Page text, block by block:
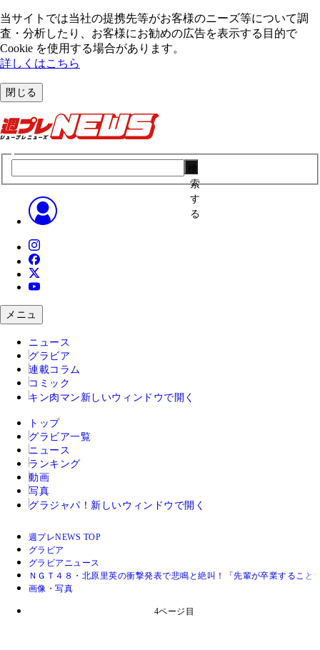
当サイトでは当社の提携先等がお客様のニーズ等について調
査・分析したり、お客様にお勧めの広告を表⽰する⽬的で
Cookie を使⽤する場合があります。
詳しくはこちら
閉じる
索
す
る
メニュ
ニュース
グラビア
連載コラム
コミック
キン肉マン 新しいウィンドウで開く
トップ
グラビア一覧
ニュース
ランキング
動画
写真
グラジャパ！ 新しいウィンドウで開く
週プレNEWS TOP
グラビア
グラビアニュース
ＮＧＴ４８・北原里英の衝撃発表で悲鳴と絶叫！「先輩が卒業すること
画像・写真
4ページ目